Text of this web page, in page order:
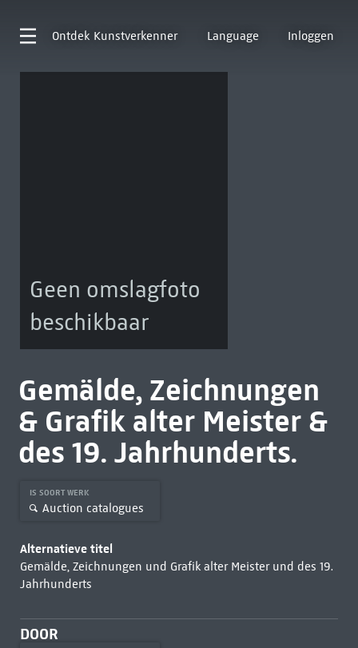
Ontdek Kunstverkenner Language Inloggen
Geen omslagfoto
beschikbaar
Gemälde, Zeichnungen
& Grafik alter Meister &
des 19. Jahrhunderts.
IS SOORT WERK
Auction catalogues
Alternatieve titel
Gemälde, Zeichnungen und Grafik alter Meister und des 19.
Jahrhunderts
DOOR